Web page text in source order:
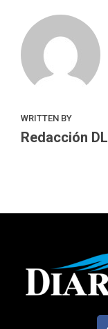
WRITTEN BY
Redacción DL